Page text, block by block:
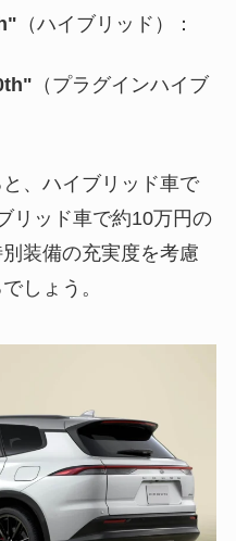
（ハイブリッド）：
（プラグインハイブ
、ハイブリッド車で
リッド車で約10万円の
装備の充実度を考慮
しょう。